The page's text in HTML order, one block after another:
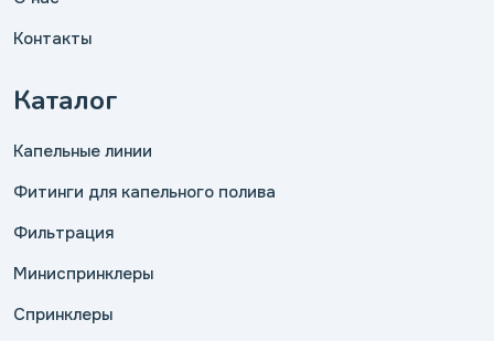
Контакты
Каталог
Капельные линии
Фитинги для капельного полива
Фильтрация
Миниспринклеры
Спринклеры